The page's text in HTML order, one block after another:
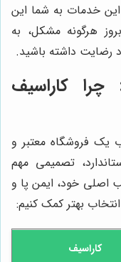
خدمات به شما این
هرگونه مشکل، به
رضایت داشته باشید.
چرا کاراسیف
یک فروشگاه معتبر و
تصمیمی مهم
اصلی خود، ایمن پا و
بهتر کمک کنیم:
کاراسیف